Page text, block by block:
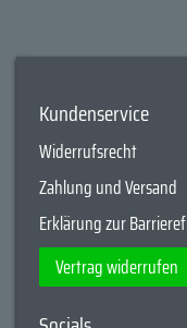
Kundenservice
Widerrufsrecht
Zahlung und Versand
Erklärung zur
Vertrag widerrufen